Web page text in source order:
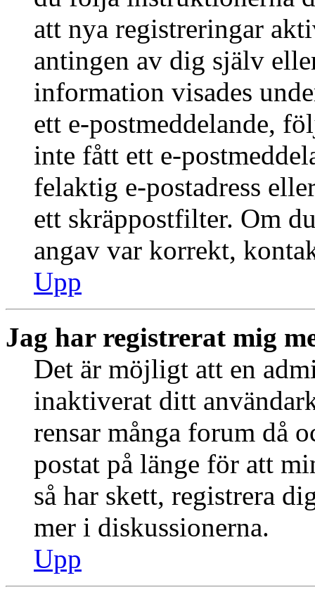
att nya registreringar
antingen av dig själv
information visades
ett e-postmeddelande,
inte fått ett e-
felaktig e-postadress
ett skräppostfilter. Om
angav var korrekt,
Upp
Jag har registrerat mig
Det är möjligt att en
inaktiverat ditt
rensar många forum då
postat på länge för att
så har skett, registrera
mer i diskussionerna.
Upp